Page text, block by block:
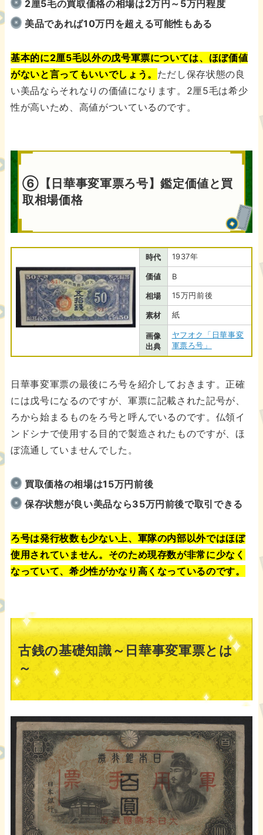
2厘5毛の買取価格の相場は2万円～5万円程度
美品であれば10万円を超える可能性もある
基本的に2厘5毛以外の戊号軍票については、ほぼ価値
がないと言ってもいいでしょう。 ただし保存状態の良
い美品ならそれなりの価値になります。2厘5毛は希少
性が高いため、高値がついているのです。
⑥【日華事変軍票ろ号】鑑定価値と買
取相場価格
時代 1937年
価値 B
相場 15万円前後
素材 紙
画像
出典
ヤフオク「日華事変
軍票ろ号」
日華事変軍票の最後にろ号を紹介しておきます。正確
には戊号になるのですが、軍票に記載された記号が、
ろから始まるものをろ号と呼んでいるのです。仏領イ
ンドシナで使用する目的で製造されたものですが、ほ
ぼ流通していませんでした。
買取価格の相場は15万円前後
保存状態が良い美品なら35万円前後で取引できる
ろ号は発行枚数も少ない上、軍隊の内部以外ではほぼ
使用されていません。そのため現存数が非常に少なく
なっていて、希少性がかなり高くなっているのです。
古銭の基礎知識～日華事変軍票とは
～